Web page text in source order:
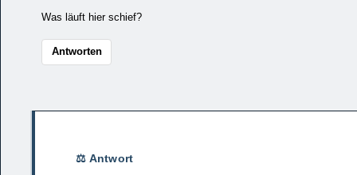
Was läuft hier schief?
Antworten